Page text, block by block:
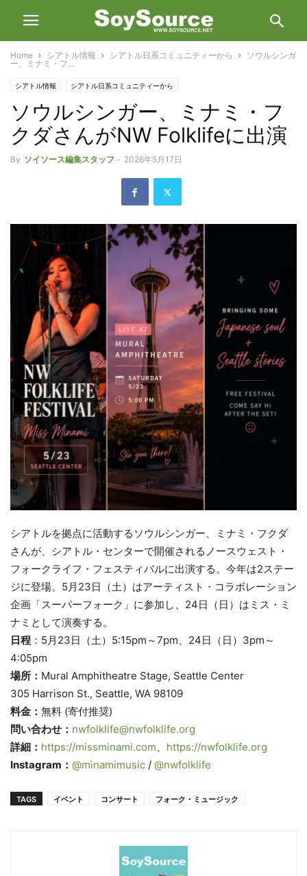
Home シアトル情報 シアトル日系コミュニティーから
ソウルシンガ
ー、ミナミ・フ...
シアトル情報 シアトル日系コミュニティーから
ソウルシンガー、ミナミ・フ
クダさんがNW Folklifeに出演
By ソイソース編集スタッフ - 2026年5月17日
シアトルを拠点に活動するソウルシンガー、ミナミ・ フクダ
さんが、シアトル・センターで開催されるノースウェスト・
フォークライフ・フェスティバルに出演する。 今年は2ステー
ジに登場。5月23日（土）はアーティスト・ コラボレーション
企画「スーパーフォーク」に参加し、24日（ 日）はミス・ミ
ナミとして演奏する。
日程 ：5月23日（土）5:15pm～7pm、24日（日） 3pm～
4:05pm
場所： Mural Amphitheatre Stage, Seattle Center
305 Harrison St., Seattle, WA 98109
料金： 無料 (寄付推奨)
問い合わせ： nwfolklife@nwfolklife.org
詳細： https://missminami.com、 https://nwfolklife.org
Instagram： @minamimusic / @nwfolklife
TAGS イベント コンサート フォーク・ミュージック